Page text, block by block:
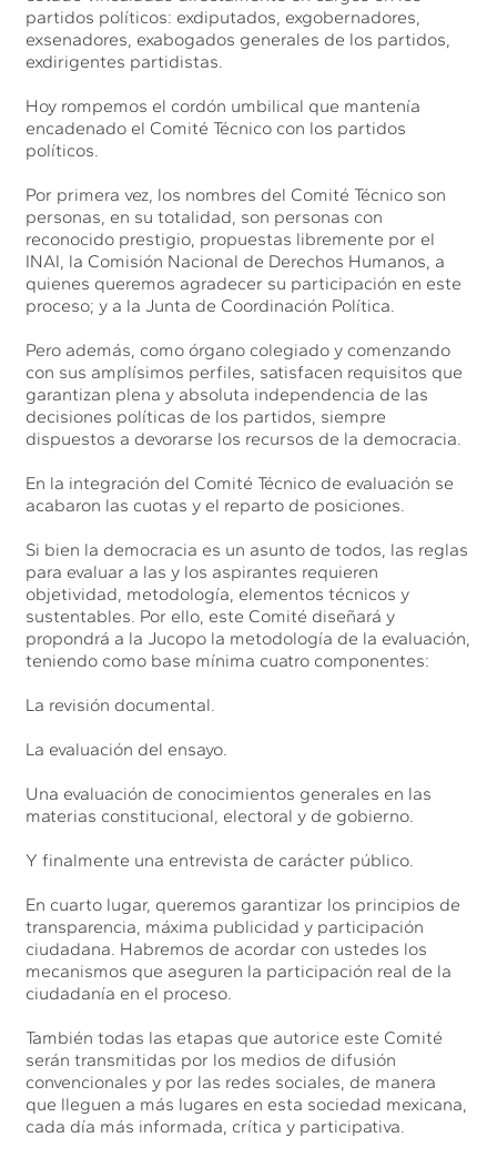
partidos políticos: exdiputados, exgobernadores,
exsenadores, exabogados generales de los partidos,
exdirigentes partidistas.
Hoy rompemos el cordón umbilical que mantenía
encadenado el Comité Técnico con los partidos
políticos.
Por primera vez, los nombres del Comité Técnico son
personas, en su totalidad, son personas con
reconocido prestigio, propuestas libremente por el
INAI, la Comisión Nacional de Derechos Humanos, a
quienes queremos agradecer su participación en este
proceso; y a la Junta de Coordinación Política.
Pero además, como órgano colegiado y comenzando
con sus amplísimos perfiles, satisfacen requisitos que
garantizan plena y absoluta independencia de las
decisiones políticas de los partidos, siempre
dispuestos a devorarse los recursos de la democracia.
En la integración del Comité Técnico de evaluación se
acabaron las cuotas y el reparto de posiciones.
Si bien la democracia es un asunto de todos, las reglas
para evaluar a las y los aspirantes requieren
objetividad, metodología, elementos técnicos y
sustentables. Por ello, este Comité diseñará y
propondrá a la Jucopo la metodología de la evaluación,
teniendo como base mínima cuatro componentes:
La revisión documental.
La evaluación del ensayo.
Una evaluación de conocimientos generales en las
materias constitucional, electoral y de gobierno.
Y finalmente una entrevista de carácter público.
En cuarto lugar, queremos garantizar los principios de
transparencia, máxima publicidad y participación
ciudadana. Habremos de acordar con ustedes los
mecanismos que aseguren la participación real de la
ciudadanía en el proceso.
También todas las etapas que autorice este Comité
serán transmitidas por los medios de difusión
convencionales y por las redes sociales, de manera
que lleguen a más lugares en esta sociedad mexicana,
cada día más informada, crítica y participativa.